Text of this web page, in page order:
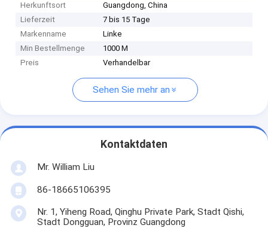
Herkunftsort
Guangdong, China
Lieferzeit
7 bis 15 Tage
Markenname
Linke
Min Bestellmenge
1000 M
Preis
Verhandelbar
Sehen Sie mehr an
Kontaktdaten
Mr. William Liu
86-18665106395
Nr. 1, Yiheng Road, Qinghu Private Park, Stadt Qishi,
Stadt Dongguan, Provinz Guangdong